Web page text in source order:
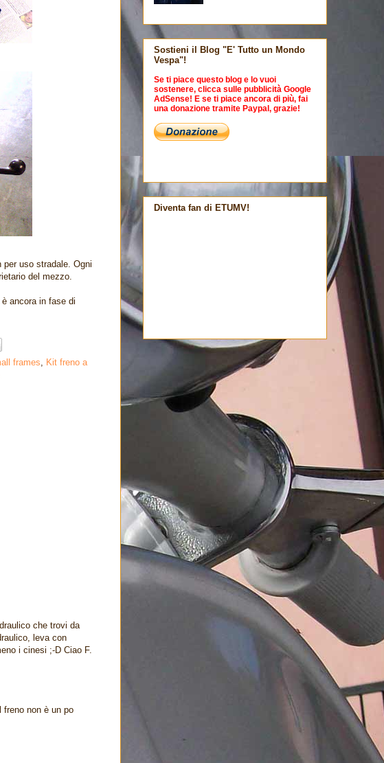
uso stradale. Ogni
del mezzo.
ancora in fase di
frames, Kit freno a
che trovi da
leva con
i cinesi ;-D Ciao F.
non è un po
Sostieni il Blog "E' Tutto un Mondo
Vespa"!
Se ti piace questo blog e lo vuoi
sostenere, clicca sulle pubblicità Google
AdSense! E se ti piace ancora di più, fai
una donazione tramite Paypal, grazie!
Diventa fan di ETUMV!